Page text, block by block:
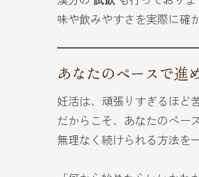
味や飲みやすさを実際に確
あなたのペースで進
妊活は、頑張りすぎるほど
だからこそ、あなたのペー
無理なく続けられる方法を